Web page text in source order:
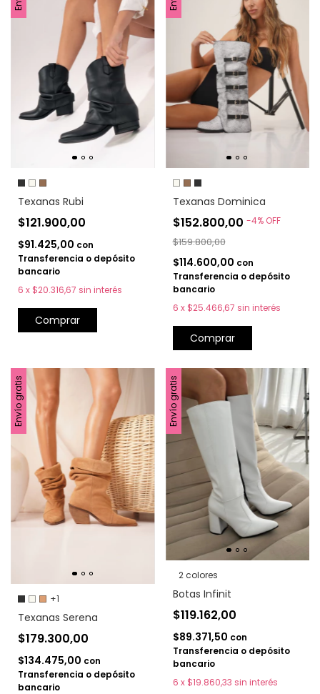
Texanas Rubi
$121.900,00
$91.425,00 con
Transferencia o depósito
bancario
6 x $20.316,67 sin interés
Comprar
Texanas Dominica
$152.800,00 -4% OFF
$159.800,00
$114.600,00 con
Transferencia o depósito
bancario
6 x $25.466,67 sin interés
Comprar
Envío gratis
+1
Texanas Serena
$179.300,00
$134.475,00 con
Transferencia o depósito
bancario
Envío gratis
2 colores
Botas Infinit
$119.162,00
$89.371,50 con
Transferencia o depósito
bancario
6 x $19.860,33 sin interés